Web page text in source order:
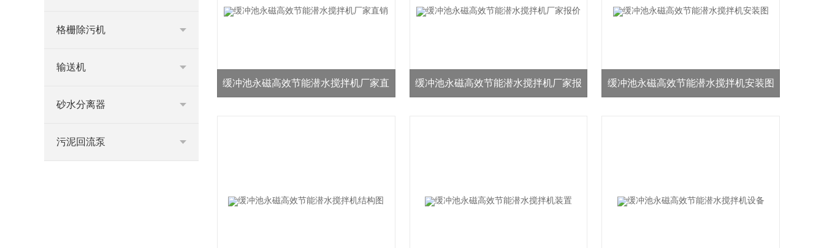
格栅除污机
输送机
砂水分离器
污泥回流泵
缓冲池永磁高效节能潜水搅拌机厂家直 缓冲池永磁高效节能潜水搅拌机厂家报 缓冲池永磁高效节能潜水搅拌机安装图